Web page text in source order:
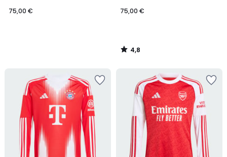
75,00 €
75,00 €
4,8
/